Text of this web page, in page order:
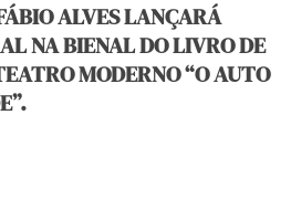
ALVES LANÇARÁ
NA BIENAL DO LIVRO DE
MODERNO “O AUTO